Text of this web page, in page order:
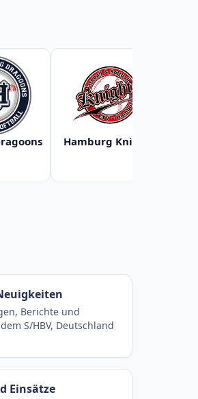
Hamburg Knights
Berichte und
S/HBV, Deutschland
Einsätze